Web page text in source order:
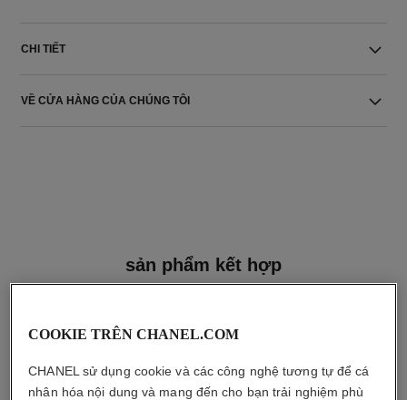
CHI TIẾT
VỀ CỬA HÀNG CỦA CHÚNG TÔI
sản phẩm kết hợp
COOKIE TRÊN CHANEL.COM
CHANEL sử dụng cookie và các công nghệ tương tự để cá
nhân hóa nội dung và mang đến cho bạn trải nghiệm phù